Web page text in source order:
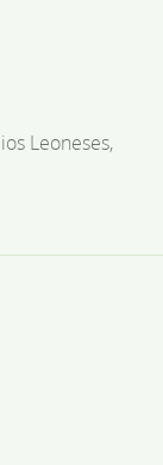
Leoneses,